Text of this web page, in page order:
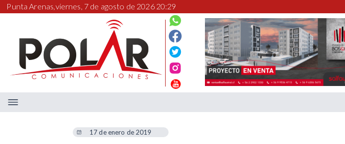
Punta Arenas,viernes, 7 de agosto de 2026 20:29
17 de enero de 2019